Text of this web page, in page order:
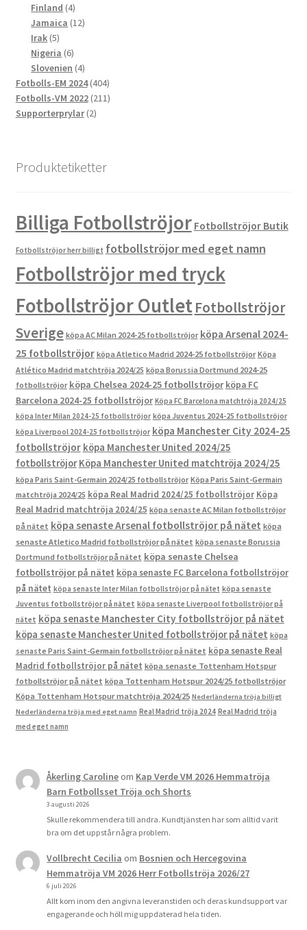
Finland 44
produkter
Jamaica 1212
Irak 55
produkter
Nigeria 66
produkter
Slovenien 44
produkter
Fotbolls-EM 2024 404404
produkter
Fotbolls-VM 2022 211211
Supporterprylar 22
Produktetiketter
Billiga Fotbollströjor Fotbollströjor Butik
Fotbollströjor herr billigt fotbollströjor med eget namn
Fotbollströjor med tryck
Fotbollströjor OutletFotbollströjor
Sverige köpa AC Milan 2024-25 fotbollströjor köpa Arsenal 2024-
25 fotbollströjor köpa Atletico Madrid 2024-25 fotbollströjor Köpa
Atlético Madrid matchtröja 2024/25 köpa Borussia Dortmund 2024-25
fotbollströjor köpa Chelsea 2024-25 fotbollströjor köpa FC
Barcelona 2024-25 fotbollströjor Köpa FC Barcelona matchtröja 2024/25
köpa Inter Milan 2024-25 fotbollströjor köpa Juventus 2024-25 fotbollströjor
köpa Liverpool 2024-25 fotbollströjor köpa Manchester City 2024-25
fotbollströjor köpa Manchester United 2024/25
fotbollströjor Köpa Manchester United matchtröja 2024/25
köpa Paris Saint-Germain 2024/25 fotbollströjor Köpa Paris Saint-Germain
matchtröja 2024/25 köpa Real Madrid 2024/25 fotbollströjor Köpa
Real Madrid matchtröja 2024/25 köpa senaste AC Milan fotbollströjor
på nätet köpa senaste Arsenal fotbollströjor på nätet köpa
senaste Atletico Madrid fotbollströjor på nätet köpa senaste Borussia
Dortmund fotbollströjor på nätet köpa senaste Chelsea
fotbollströjor på nätet köpa senaste FC Barcelona fotbollströjor
på nätet köpa senaste Inter Milan fotbollströjor på nätet köpa senaste
Juventus fotbollströjor på nätet köpa senaste Liverpool fotbollströjor på
nätet köpa senaste Manchester City fotbollströjor på nätet
köpa senaste Manchester United fotbollströjor på nätet köpa
senaste Paris Saint-Germain fotbollströjor på nätet köpa senaste Real
Madrid fotbollströjor på nätet köpa senaste Tottenham Hotspur
fotbollströjor på nätet köpa Tottenham Hotspur 2024/25 fotbollströjor
Köpa Tottenham Hotspur matchtröja 2024/25 Nederländerna tröja billigt
Nederländerna tröja med eget namn Real Madrid tröja 2024 Real Madrid tröja
med eget namn
Åkerling Carolineom Kap Verde VM 2026 Hemmatröja
Barn Fotbollsset Tröja och Shorts
3 augusti 2026
Skulle rekommendera till andra. Kundtjänsten har som alltid varit
bra om det uppstår några problem.
Vollbrecht Cecilia om Bosnien och Hercegovina
Hemmatröja VM 2026 Herr Fotbollströja 2026/27
6 juli 2026
Allt kom inom den angivna leveranstiden och deras kundsupport var
engagerande och höll mig uppdaterad hela tiden.